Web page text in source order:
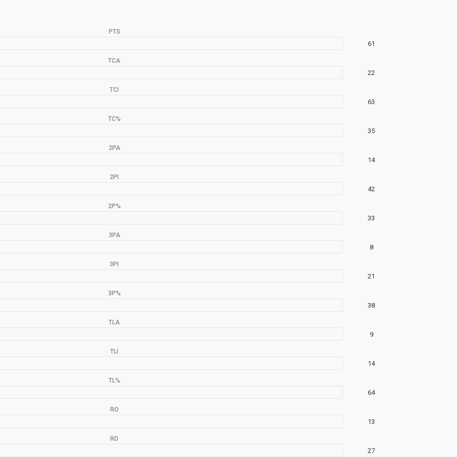
PTS
61
TCA
22
TCI
63
TC%
35
2PA
14
2PI
42
2P%
33
3PA
8
3PI
21
3P%
38
TLA
9
TLI
14
TL%
64
RO
13
RD
27